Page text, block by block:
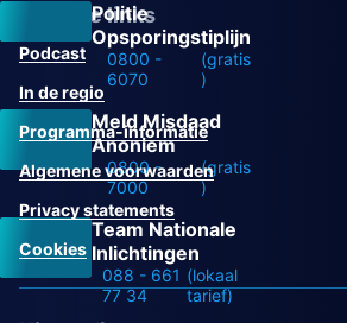
Politie
Opsporingstiplijn
0800 -
6070
(gratis
)
Meld Misdaad
Anoniem
0800 -
7000
(gratis
)
Team Nationale
Inlichtingen
088 - 661
77 34
(lokaal
tarief)
Overige links
Podcast
In de regio
Programma-informatie
Algemene voorwaarden
Privacy statements
Cookies